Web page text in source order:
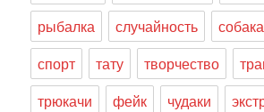
рыбалка
случайность собака
спорт
тату творчество
трюкачи
фейк чудаки